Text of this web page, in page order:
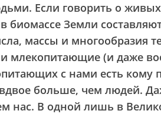
Если говорить о
биомассе Земли
массы и многообразия
млекопитающие (и даже
с нами есть кому
больше, чем людей.
нас. В одной лишь в